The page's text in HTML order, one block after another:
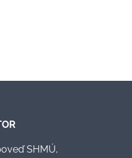
SHMÚ,